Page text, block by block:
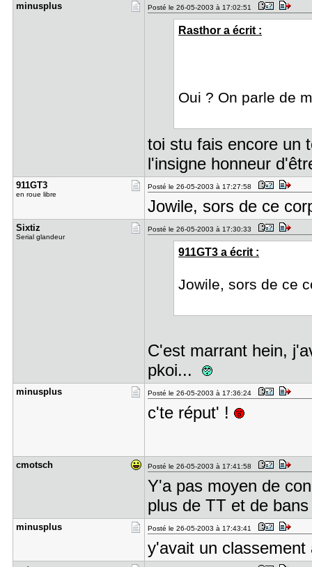
minusplus Posté le 26-05-2003 à 17:02:51
Rasthor a écrit :
Oui ? On parle de
toi stu fais encore un
l'insigne honneur
911GT3
en roue libre
Posté le 26-05-2003 à 17:27:58
Jowile, sors de ce
Sixtiz
Serial glandeur
Posté le 26-05-2003 à 17:30:33
911GT3 a écrit :
Jowile, sors de ce
C'est marrant hein,
pkoi...
minusplus Posté le 26-05-2003 à 17:36:24
c'te réput' !
cmotsch Posté le 26-05-2003 à 17:41:58
Y'a pas moyen de
plus de TT et de
minusplus Posté le 26-05-2003 à 17:43:41
y'avait un